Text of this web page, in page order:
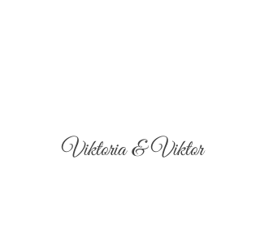
Viktoria & Viktor